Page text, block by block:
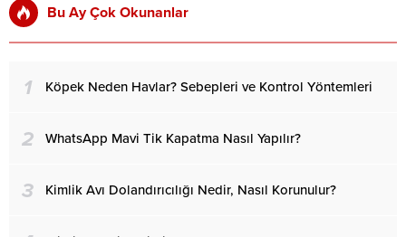
Bu Ay Çok Okunanlar
1 Köpek Neden Havlar? Sebepleri ve Kontrol Yöntemleri
2 WhatsApp Mavi Tik Kapatma Nasıl Yapılır?
3 Kimlik Avı Dolandırıcılığı Nedir, Nasıl Korunulur?